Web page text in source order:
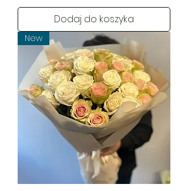
Dodaj do koszyka
New